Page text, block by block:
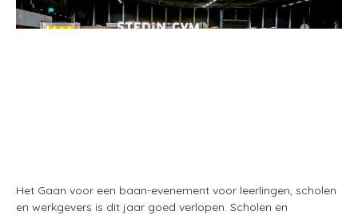
Het Gaan voor een baan-evenement voor leerlingen, scholen
en werkgevers is dit jaar goed verlopen. Scholen en